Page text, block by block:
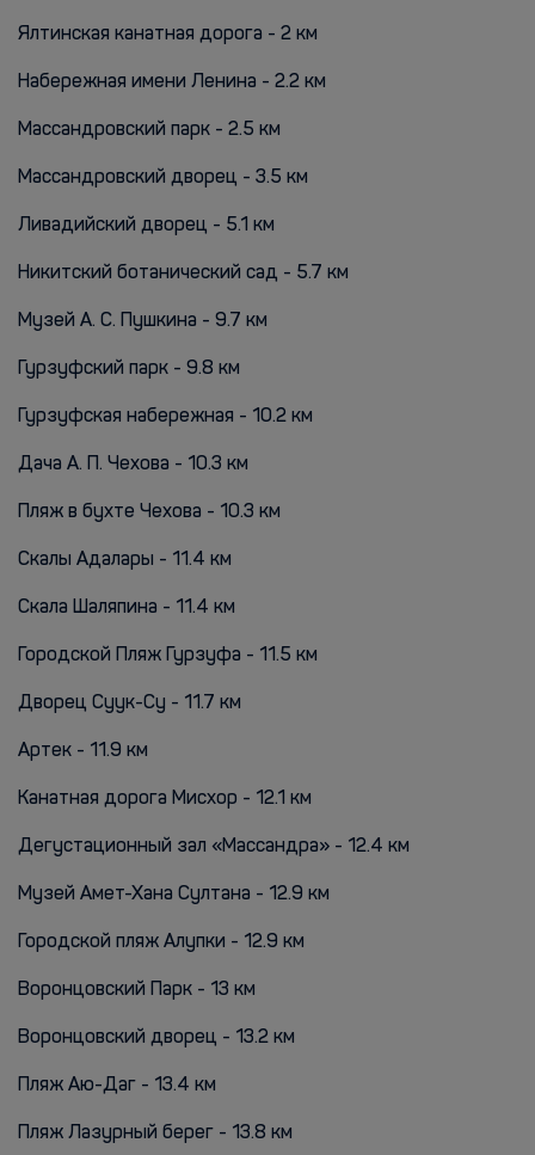
Ялтинская канатная дорога - 2 км
Набережная имени Ленина - 2.2 км
Массандровский парк - 2.5 км
Массандровский дворец - 3.5 км
Ливадийский дворец - 5.1 км
Никитский ботанический сад - 5.7 км
Музей А. С. Пушкина - 9.7 км
Гурзуфский парк - 9.8 км
Гурзуфская набережная - 10.2 км
Дача А. П. Чехова - 10.3 км
Пляж в бухте Чехова - 10.3 км
Скалы Адалары - 11.4 км
Скала Шаляпина - 11.4 км
Городской Пляж Гурзуфа - 11.5 км
Дворец Суук-Су - 11.7 км
Артек - 11.9 км
Канатная дорога Мисхор - 12.1 км
Дегустационный зал «Массандра» - 12.4 км
Музей Амет-Хана Султана - 12.9 км
Городской пляж Алупки - 12.9 км
Воронцовский Парк - 13 км
Воронцовский дворец - 13.2 км
Пляж Аю-Даг - 13.4 км
Пляж Лазурный берег - 13.8 км